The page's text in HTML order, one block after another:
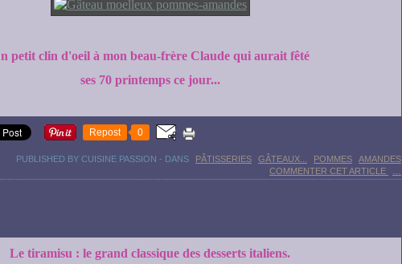
petit clin d'oeil à mon beau-frère Claude qui aurait fêté
ses 70 printemps ce jour...
Repost 0
PUBLISHED BY CUISINE PASSION - DANS PÂTISSERIES GÂTEAUX... POMMES
AMANDES
COMMENTER CET ARTICLE
Le tiramisu : le grand classique des desserts italiens.